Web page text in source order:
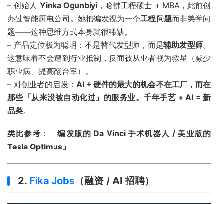
– 创始人 Yinka Ogunbiyi，哈佛工程硕士 + MBA，此前创
办过智能厨电公司。她把编发视为一个工程问题而非美学问
题——这种思维方式本身就很稀缺。
– 产品定位极为聪明：不是替代发型师，而是辅助发型师。
这意味着不会遭到行业抵制，反而被从业者视为救星（减少
职业病、提高翻台率）。
– 对创业者的启发： AI + 硬件的最大的机会不在工厂，而在
那些「从来没被自动化过」的服务业。千年手艺 + AI = 新
品类。
类比参考 ：
「编发版的 Da Vinci 手术机器人 / 美业版的
Tesla Optimus」
2. Fika Jobs （融资 / AI 招聘）